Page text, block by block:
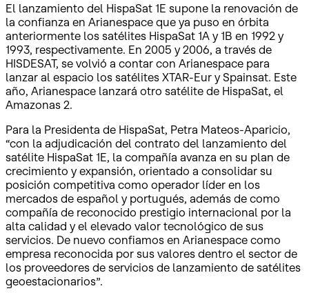
El lanzamiento del HispaSat 1E supone la renovación de
la confianza en Arianespace que ya puso en órbita
anteriormente los satélites HispaSat 1A y 1B en 1992 y
1993, respectivamente. En 2005 y 2006, a través de
HISDESAT, se volvió a contar con Arianespace para
lanzar al espacio los satélites XTAR-Eur y Spainsat. Este
año, Arianespace lanzará otro satélite de HispaSat, el
Amazonas 2.
Para la Presidenta de HispaSat, Petra Mateos-Aparicio,
“con la adjudicación del contrato del lanzamiento del
satélite HispaSat 1E, la compañía avanza en su plan de
crecimiento y expansión, orientado a consolidar su
posición competitiva como operador líder en los
mercados de español y portugués, además de como
compañía de reconocido prestigio internacional por la
alta calidad y el elevado valor tecnológico de sus
servicios. De nuevo confiamos en Arianespace como
empresa reconocida por sus valores dentro el sector de
los proveedores de servicios de lanzamiento de satélites
geoestacionarios”.